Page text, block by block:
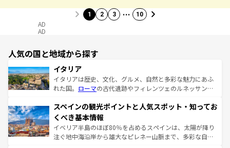
1 2 3 … 10
AD
AD
人気の国と地域から探す
イタリア
イタリアは歴史、文化、グルメ、自然と多彩な魅力にあふ
れた国。 ローマの古代遺跡やフィレンツェのルネッサンス
ろん、トスカーナの美しい田園風景やアマルフィ海岸の絶
景など、自然景観も見逃せない。観光の合間には、本場の
ピザやパスタなど、絶品のイタリア料理を堪能することも
できる。朝目覚めてから夜眠るまで、すべての瞬間を楽し
スペインの観光ポイントと人気スポット・知ってお
くべき基本情報
イベリア半島のほぼ80％を占めるスペインは、太陽が降り
注ぐ地中海沿岸から雄大なピレネー山脈まで、多彩な自然